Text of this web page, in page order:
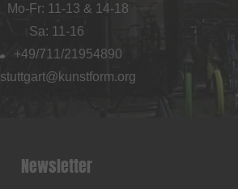
Mo-Fr: 11-13 & 14-18
Sa: 11-16
+49/711/21954890
stuttgart@kunstform.org
Newsletter